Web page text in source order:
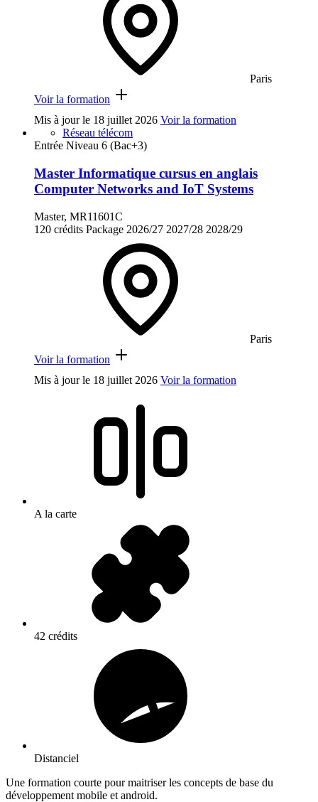
Paris
Voir la formation
Mis à jour le 18 juillet 2026 Voir la formation
Réseau télécom
Entrée Niveau 6 (Bac+3)
Master Informatique cursus en anglais
Computer Networks and IoT Systems
Master, MR11601C
120 crédits Package 2026/27 2027/28 2028/29
Paris
Voir la formation
Mis à jour le 18 juillet 2026 Voir la formation
A la carte
42 crédits
Distanciel
Une formation courte pour maitriser les concepts de base du
développement mobile et android.